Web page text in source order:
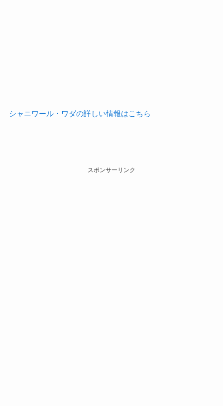
シャニワール・ワダの詳しい情報はこちら
スポンサーリンク